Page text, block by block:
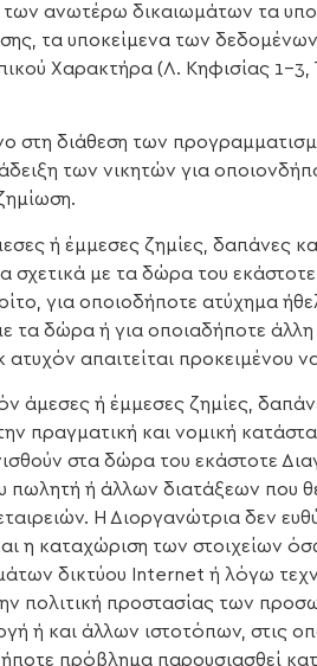
ανωτέρω δικαιωμάτων τα
τα υποκείμενα των
Χαρακτήρα (Λ. Κηφισίας 1-
στη διάθεση των
των νικητών για
ή έμμεσες ζημίες, δαπάνες
σχετικά με τα δώρα του
για οποιοδήποτε ατύχημα
τα δώρα ή για οποιαδήποτε
απαιτείται προκειμένου
άμεσες ή έμμεσες ζημίες,
πραγματική και νομική
στα δώρα του εκάστοτε
ή άλλων διατάξεων που
Η Διοργανώτρια δεν
η καταχώριση των στοιχείων
δικτύου Internet ή λόγω
πολιτική προστασίας των
ή και άλλων ιστοτόπων, στις
πρόβλημα παρουσιασθεί